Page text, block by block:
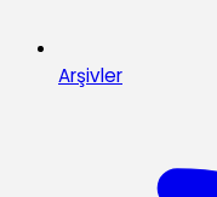
Arşivler